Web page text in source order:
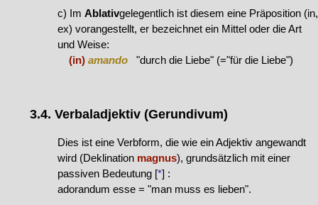
c) Im Ablativgelegentlich ist diesem eine Präposition (in,
ex) vorangestellt, er bezeichnet ein Mittel oder die Art
und Weise:
(in) amando"durch die Liebe" (="für die Liebe")
3.4. Verbaladjektiv (Gerundivum)
Dies ist eine Verbform, die wie ein Adjektiv angewandt
wird (Deklination magnus), grundsätzlich mit einer
passiven Bedeutung [*] :
adorandum esse = "man muss es lieben".